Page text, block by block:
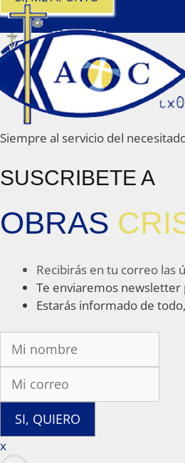
Siempre al servicio del
SUSCRIBETE A
OBRAS
Recibirás en tu correo las
Te enviaremos
Estarás informado de
SI, QUIERO
x